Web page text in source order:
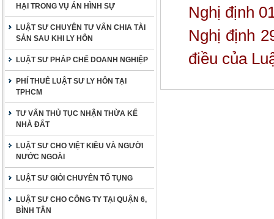
HẠI TRONG VỤ ÁN HÌNH SỰ
LUẬT SƯ CHUYÊN TƯ VẤN CHIA TÀI
SẢN SAU KHI LY HÔN
LUẬT SƯ PHÁP CHẾ DOANH NGHIỆP
PHÍ THUÊ LUẬT SƯ LY HÔN TẠI
TPHCM
TƯ VẤN THỦ TỤC NHẬN THỪA KẾ
NHÀ ĐẤT
LUẬT SƯ CHO VIỆT KIỀU VÀ NGƯỜI
NƯỚC NGOÀI
LUẬT SƯ GIỎI CHUYÊN TỐ TỤNG
LUẬT SƯ CHO CÔNG TY TẠI QUẬN 6,
BÌNH TÂN
Nghị định
Nghị định
điều của